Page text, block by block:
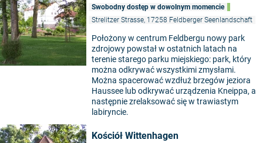
Swobodny dostęp w dowolnym momencie
Strelitzer Strasse, 17258 Feldberger Seenlandschaft
Położony w centrum Feldbergu nowy park
zdrojowy powstał w ostatnich latach na
terenie starego parku miejskiego: park, który
można odkrywać wszystkimi zmysłami.
Można spacerować wzdłuż brzegów jeziora
Haussee lub odkrywać urządzenia Kneippa, a
następnie zrelaksować się w trawiastym
labiryncie.
Kościół Wittenhagen